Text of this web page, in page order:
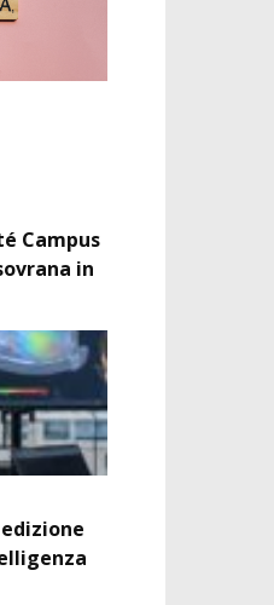
Campus
in